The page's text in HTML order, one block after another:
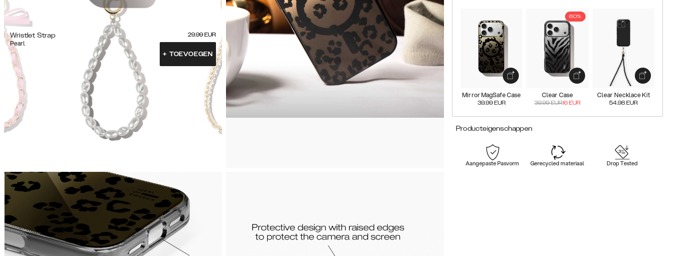
Wristlet Strap
Pearl
29.99 EUR
+ TOEVOEGEN
Mirror MagSafe Case
39.99 EUR
60%
Clear Case
39.99EUR16 EUR
Clear Necklace Kit
54.98 EUR
Producteigenschappen
Aangepaste Pasvorm Gerecycled materiaal Drop Tested